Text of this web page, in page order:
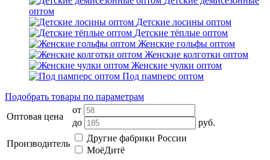
оптом
Детские лосины оптом
Детские тёплые оптом
Женские гольфы оптом
Женские колготки оптом
Женские чулки оптом
Под памперс оптом
Подобрать товары по параметрам
Оптовая цена
от
до
руб.
Производитель
Другие фабрики России
МоёДитё